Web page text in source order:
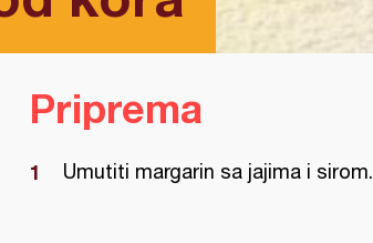
Priprema
Umutiti margarin sa jajima i sirom.